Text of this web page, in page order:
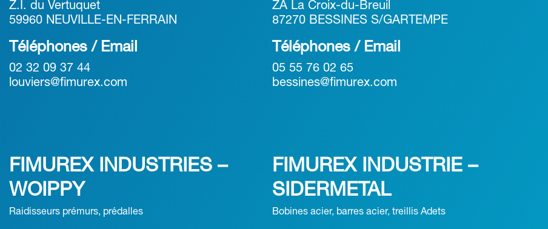
Z.I. du Vertuquet
59960 NEUVILLE-EN-FERRAIN
Téléphones / Email
02 32 09 37 44
louviers@fimurex.com
ZA La Croix-du-Breuil
87270 BESSINES S/GARTEMPE
Téléphones / Email
05 55 76 02 65
bessines@fimurex.com
FIMUREX INDUSTRIES –
WOIPPY
Raidisseurs prémurs, prédalles
FIMUREX INDUSTRIE –
SIDERMETAL
Bobines acier, barres acier, treillis Adets